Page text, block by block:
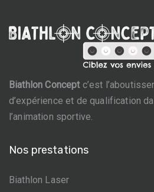
Biathlon Conceptc’est
d’expérience et de qualification
l’animation sportive.
Nos prestations
Biathlon Laser